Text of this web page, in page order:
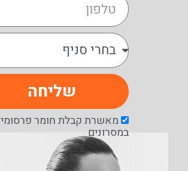
מאשרת קבלת חומר פרסומי
במסרונים
שליחה